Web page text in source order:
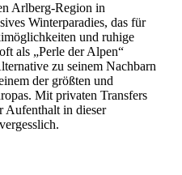
Arlberg-Region in
Winterparadies, das für
und ruhige
als „Perle der Alpen“
zu seinem Nachbarn
der größten und
Mit privaten Transfers
Aufenthalt in dieser